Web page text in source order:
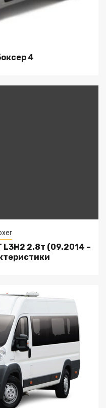
4
L3H2 2.8т (09.2014 –